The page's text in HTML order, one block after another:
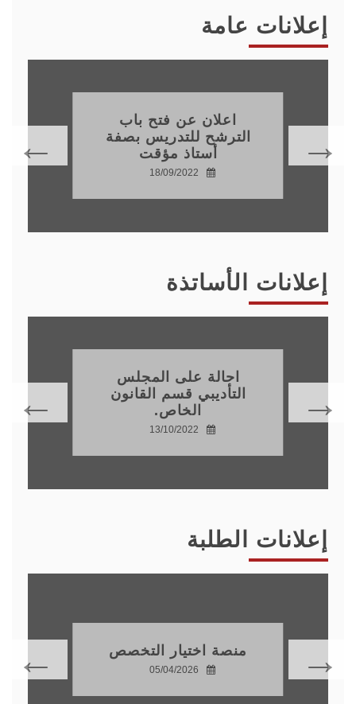
إعلانات عامة
اعلان عن فتح باب
الترشح للتدريس بصفة
أستاذ مؤقت
18/09/2022
إعلانات الأساتذة
احالة على المجلس
التأديبي قسم القانون
الخاص.
13/10/2022
إعلانات الطلبة
منصة اختيار التخصص
05/04/2026